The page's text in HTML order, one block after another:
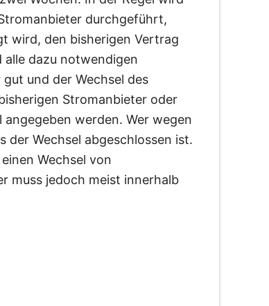
durchgeführt,
wird, den bisherigen Vertrag
alle dazu notwendigen
und der Wechsel des
Stromanbieter oder
werden. Wer wegen
der Wechsel abgeschlossen ist.
Wechsel von
muss jedoch meist innerhalb